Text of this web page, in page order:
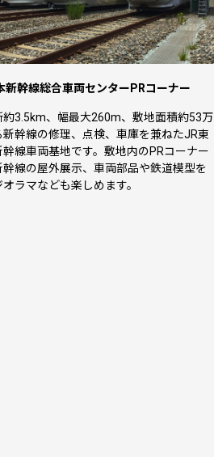
ない方（ふるまど/IAMは含みませ
新幹線総合車両センターPRコーナー
約3.5km、幅最大260m、敷地面積約53万
新幹線の修理、点検、車庫を兼ねたJR東
幹線車両基地です。敷地内のPRコーナー
幹線の屋外展示、車両部品や鉄道模型を
ラマなども楽しめます。